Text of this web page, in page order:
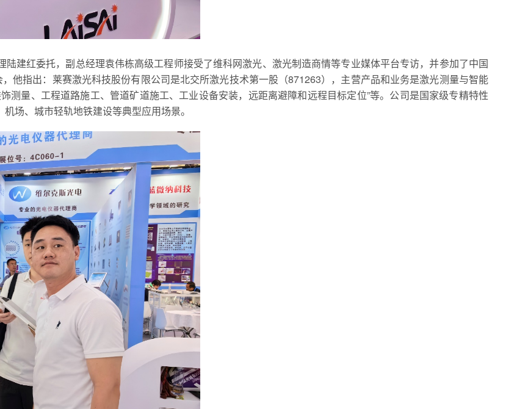
建红委托，副总经理袁伟栋高级工程师接受了维科网激光、激光制造商情等专业媒体平台专访，并参加了中国
他指出：莱赛激光科技股份有限公司是北交所激光技术第一股（871263），主营产品和业务是激光测量与智能
测量、工程道路施工、管道矿道施工、工业设备安装，远距离避障和远程目标定位”等。公司是国家级专精特性
场、城市轻轨地铁建设等典型应用场景。